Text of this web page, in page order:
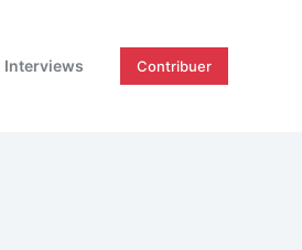
Interviews Contribuer